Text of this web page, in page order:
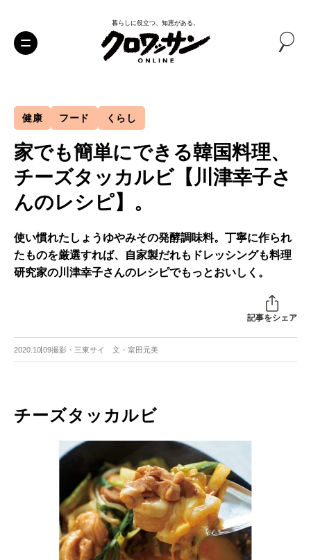
暮らしに役立つ、知恵がある。
健康 フード くらし
家でも簡単にできる韓国料理、
チーズタッカルビ【川津幸子さ
んのレシピ】。
使い慣れたしょうゆやみその発酵調味料。丁寧に作られ
たものを厳選すれば、自家製だれもドレッシングも料理
研究家の川津幸子さんのレシピでもっとおいしく。
記事をシェア
2020.10.09撮影・三東サイ 文・室田元美
チーズタッカルビ